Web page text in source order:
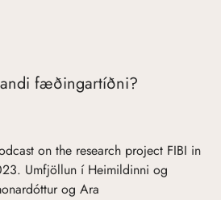
fæðingartíðni?
on the research project FIBI in
Umfjöllun í Heimildinni og
og Ara